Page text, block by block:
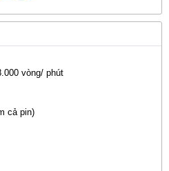
vòng/ phút
cả pin)